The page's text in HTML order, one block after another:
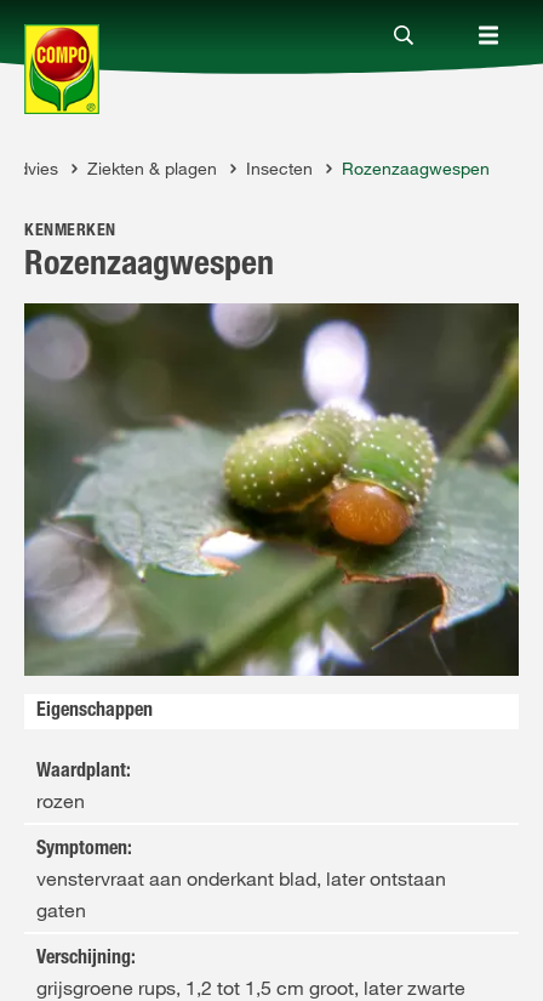
Producten
Advies
Thema's
Onderneming
NL
Advies Ziekten & plagen Insecten Rozenzaagwespen
KENMERKEN
Rozenzaagwespen
Eigenschappen
Waardplant:
rozen
Symptomen:
venstervraat aan onderkant blad, later ontstaan
gaten
Verschijning:
grijsgroene rups, 1,2 tot 1,5 cm groot, later zwarte